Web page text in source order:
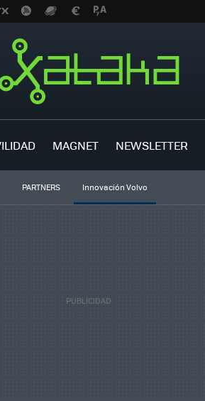
MAGNET NEWSLETTER
PARTNERS Innovación Volvo